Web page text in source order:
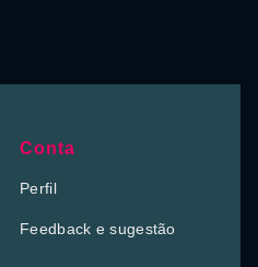
Conta
Perfil
Feedback e sugestão